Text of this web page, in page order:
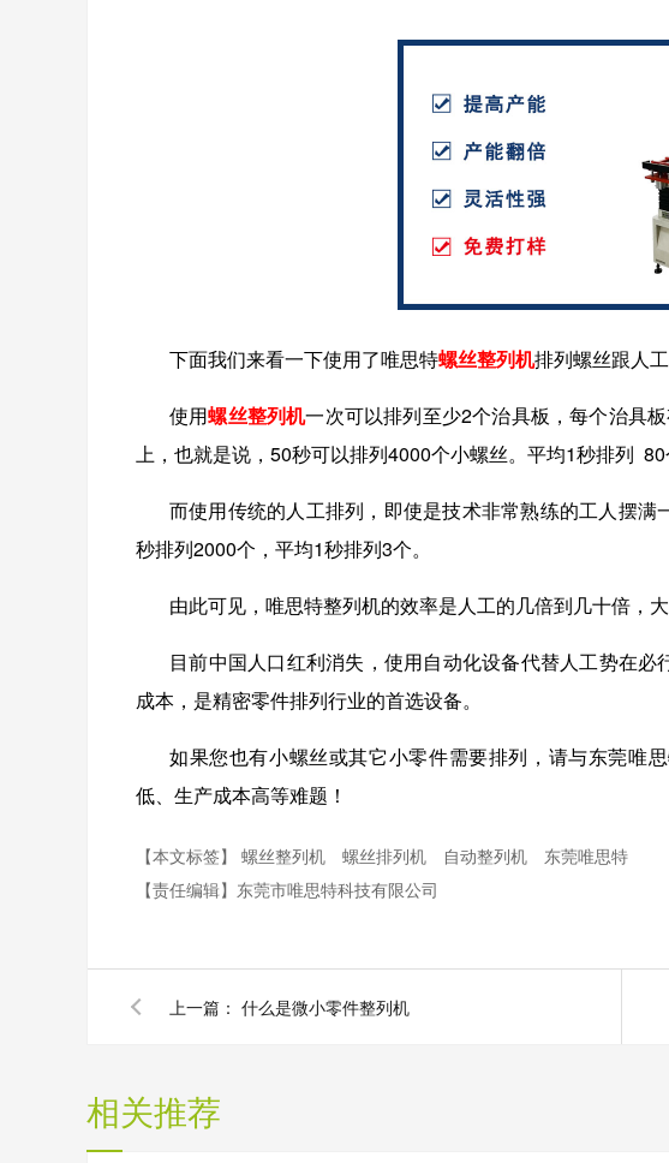
下面我们来看一下使用了唯思特螺丝整列机排列螺丝跟人
使用螺丝整列机一次可以排列至少2个治具板，每个治具
上，也就是说， 50秒可以排列4000个小螺丝。平均1秒排列 80
而使用传统的人工排列，即使是技术非常熟练的工人摆满
秒排列2000个，平均1秒排列3个。
由此可见，唯思特整列机的效率是人工的几倍到几十倍，
目前中国人口红利消失，使用自动化设备代替人工势在
成本，是精密零件排列行业的首选设备。
如果您也有小螺丝或其它小零件需要排列，请与东莞唯
低、生产成本高等难题！
【本文标签】 螺丝整列机 螺丝排列机 自动整列机
东莞唯思特
【责任编辑】 东莞市唯思特科技有限公司
上一篇： 什么是微小零件整列机
相关推荐